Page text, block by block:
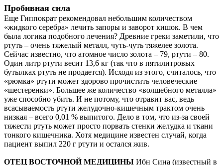
Пробивная сила
Еще Гиппократ рекомендовал небольшим количеством
«жидкого серебра» лечить запоры и заворот кишок. В чем
была логика подобного лечения? Древние греки заметили, что
ртуть – очень тяжелый металл, чуть-чуть тяжелее золота.
Сейчас известно, что атомное число золота – 79, ртути – 80.
Один литр ртути весит 13,6 кг (так что в пятилитровых
бутылках ртуть не продается). Исходя из этого, считалось, что
«рюмка» ртути может здорово прочистить человеческие
«шестеренки». Большее же количество «волшебного металла»
уже способно убить. И не потому, что отравит вас, ведь
всасываемость ртути желудочно-кишечным трактом очень
низкая – всего 0,01 % выпитого. Дело в том, что из-за своей
тяжести ртуть может просто порвать стенки желудка и ткани
тонкого кишечника. Хотя медицине известен случай, когда
пациент выпил 220 г ртути и остался жив.
ОТЕЦ ВОСТОЧНОЙ МЕДИЦИНЫ Ибн Сина (известный в